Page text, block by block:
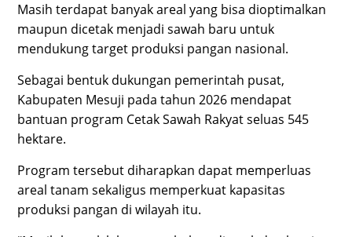
Masih terdapat banyak areal yang bisa dioptimalkan
maupun dicetak menjadi sawah baru untuk
mendukung target produksi pangan nasional.
Sebagai bentuk dukungan pemerintah pusat,
Kabupaten Mesuji pada tahun 2026 mendapat
bantuan program Cetak Sawah Rakyat seluas 545
hektare.
Program tersebut diharapkan dapat memperluas
areal tanam sekaligus memperkuat kapasitas
produksi pangan di wilayah itu.